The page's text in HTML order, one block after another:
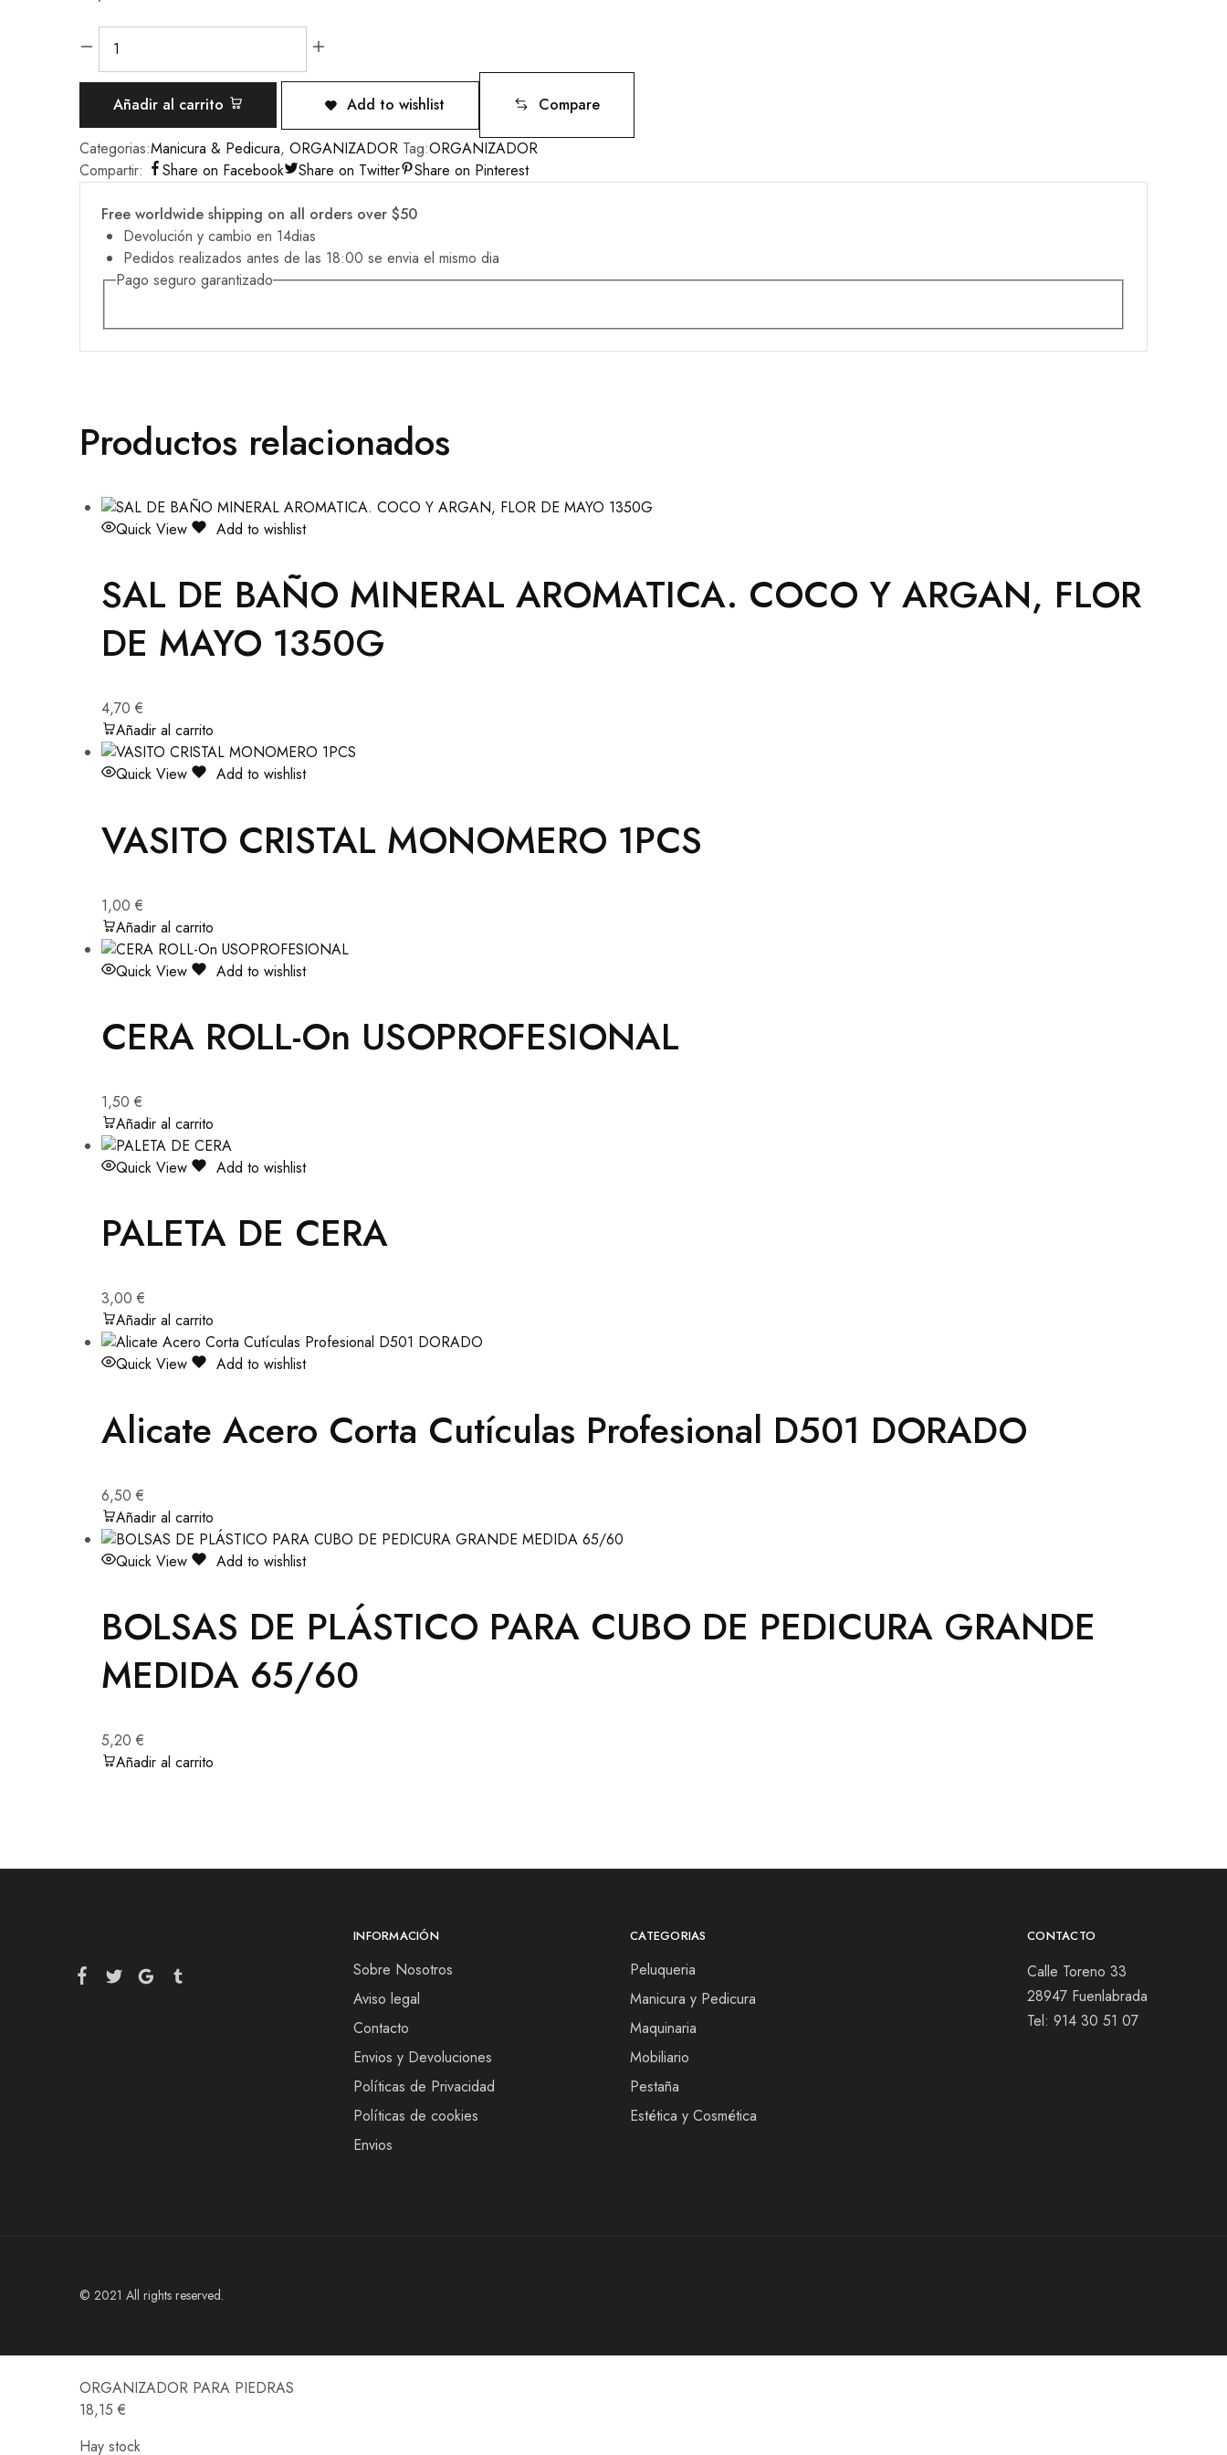
Añadir al carrito Add to wishlist Compare
Categorias:Manicura & Pedicura, ORGANIZADOR Tag:ORGANIZADOR
Compartir:
Share on Facebook Share on Twitter Share on Pinterest
Free worldwide shipping on all orders over $50
Devolución y cambio en 14dias
Pedidos realizados antes de las 18:00 se envia el mismo dia
Pago seguro garantizado
Productos relacionados
Quick View Add to wishlist
SAL DE BAÑO MINERAL AROMATICA. COCO Y ARGAN, FLOR
DE MAYO 1350G
4,70 €
Añadir al carrito
Quick View Add to wishlist
VASITO CRISTAL MONOMERO 1PCS
1,00 €
Añadir al carrito
Quick View Add to wishlist
CERA ROLL-On USOPROFESIONAL
1,50 €
Añadir al carrito
Quick View Add to wishlist
PALETA DE CERA
3,00 €
Añadir al carrito
Quick View Add to wishlist
Alicate Acero Corta Cutículas Profesional D501 DORADO
6,50 €
Añadir al carrito
Quick View Add to wishlist
BOLSAS DE PLÁSTICO PARA CUBO DE PEDICURA GRANDE
MEDIDA 65/60
5,20 €
Añadir al carrito
INFORMACIÓN
Sobre Nosotros
Aviso legal
Contacto
Envios y Devoluciones
Políticas de Privacidad
Políticas de cookies
Envios
CATEGORIAS
Peluqueria
Manicura y Pedicura
Maquinaria
Mobiliario
Pestaña
Estética y Cosmética
CONTACTO
Calle Toreno 33
28947 Fuenlabrada
Tel: 914 30 51 07
© 2021 All rights reserved.
ORGANIZADOR PARA PIEDRAS
18,15 €
Hay stock